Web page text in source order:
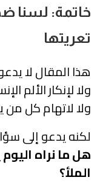
خاتمة: لسنا
تعريتها
هذا المقال لا
ولا لإنكار الألم
ولا لاتهام كل من
لكنه يدعو إلى
هل ما نراه
الملأ؟